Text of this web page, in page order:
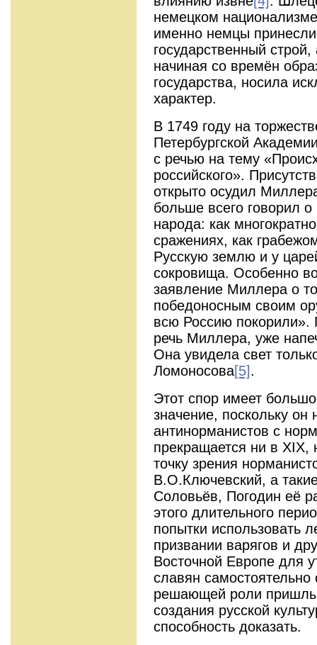
немецком
именно немцы
государственный
начиная со времён
государства, носила
характер.
В 1749 году на
Петербургской
с речью на тему
российского».
открыто осудил
больше всего говорил о
народа: как
сражениях, как
Русскую землю и у
сокровища. Особенно
заявление Миллера о
победоносным своим
всю Россию
речь Миллера, уже
Она увидела свет
Ломоносова[5].
Этот спор имеет
значение, поскольку он
антинорманистов с
прекращается ни в
точку зрения
В.О.Ключевский, а
Соловьёв, Погодин её
этого длительного
попытки использовать
призвании варягов и
Восточной Европе для
славян самостоятельно
решающей роли
создания русской
способность доказать.